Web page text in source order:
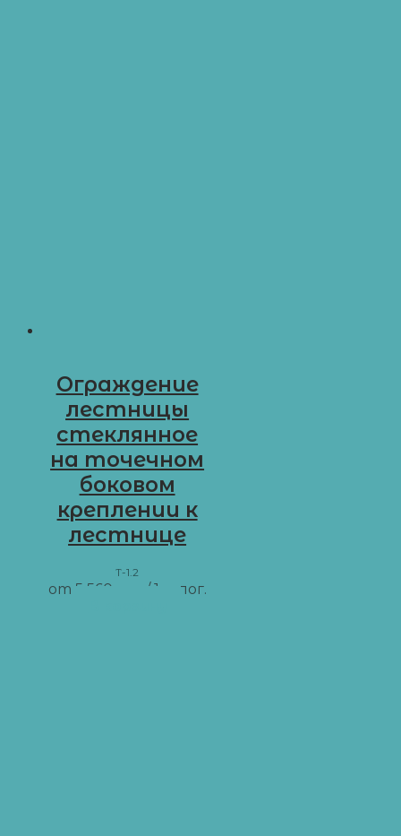
Ограждение
лестницы
стеклянное
на точечном
боковом
креплении к
лестнице
T-1.2
от 5 560
/ 1 м пог.